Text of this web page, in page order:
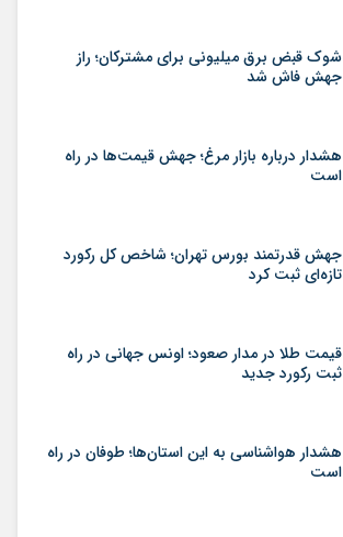
شوک قبض برق میلیونی برای مشترکان؛ راز
جهش فاش شد
هشدار درباره بازار مرغ؛ جهش قیمت‌ها در راه
است
جهش قدرتمند بورس تهران؛ شاخص کل رکورد
تازه‌ای ثبت کرد
قیمت طلا در مدار صعود؛ اونس جهانی در راه
ثبت رکورد جدید
هشدار هواشناسی به این استان‌ها؛ طوفان در راه
است